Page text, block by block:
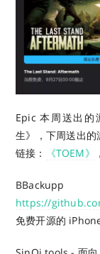
Epic 本周送出的
生》，下周送出
链接：
《TOEM》 ，
BBackupp
https://
免费开源的